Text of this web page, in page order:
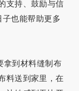
支持、鼓励与信
也能帮助更多
拿到材料缝制布
料送到家里，在